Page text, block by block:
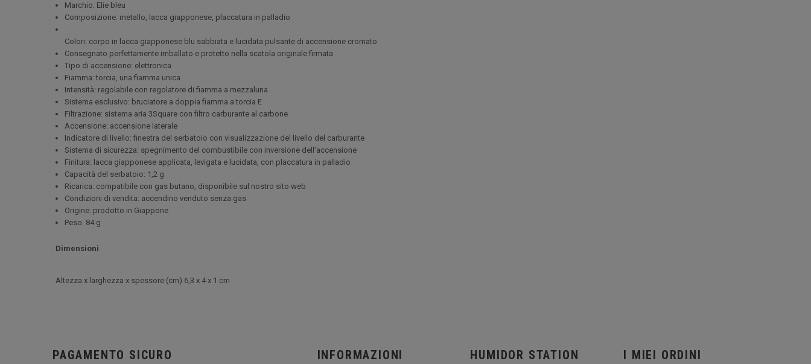
Marchio: Elie bleu
Composizione: metallo, lacca giapponese, placcatura in palladio
Colori: corpo in lacca giapponese blu sabbiata e lucidata pulsante di accensione cromato
Consegnato perfettamente imballato e protetto nella scatola originale firmata
Tipo di accensione: elettronica
Fiamma: torcia, una fiamma unica
Intensità: regolabile con regolatore di fiamma a mezzaluna
Sistema esclusivo: bruciatore a doppia fiamma a torcia E
Filtrazione: sistema aria 3Square con filtro carburante al carbone
Accensione: accensione laterale
Indicatore di livello: finestra del serbatoio con visualizzazione del livello del carburante
Sistema di sicurezza: spegnimento del combustibile con inversione dell'accensione
Finitura: lacca giapponese applicata, levigata e lucidata, con placcatura in palladio
Capacità del serbatoio: 1,2 g
Ricarica: compatibile con gas butano, disponibile sul nostro sito web
Condizioni di vendita: accendino venduto senza gas
Origine: prodotto in Giappone
Peso: 84 g
Dimensioni
Altezza x larghezza x spessore (cm) 6,3 x 4 x 1 cm
PAGAMENTO SICURO INFORMAZIONI HUMIDOR STATION I MIEI ORDINI